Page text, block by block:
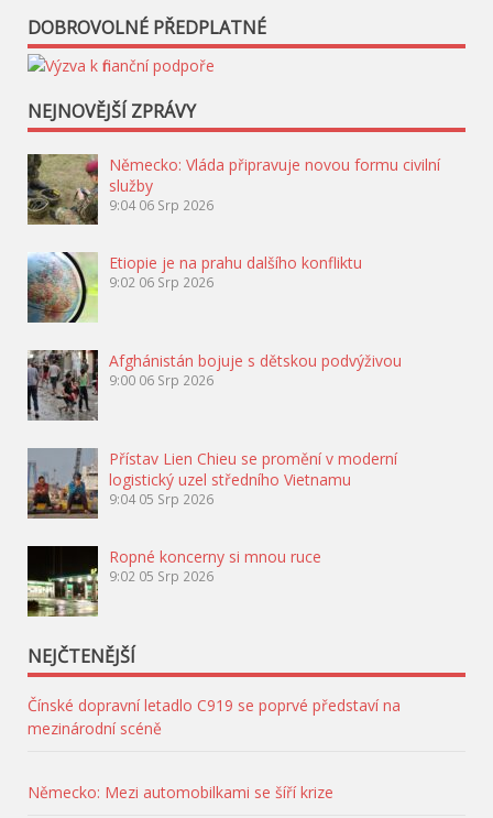
DOBROVOLNÉ PŘEDPLATNÉ
NEJNOVĚJŠÍ ZPRÁVY
Německo: Vláda připravuje novou formu civilní
služby
9:04 06 Srp 2026
Etiopie je na prahu dalšího konfliktu
9:02 06 Srp 2026
Afghánistán bojuje s dětskou podvýživou
9:00 06 Srp 2026
Přístav Lien Chieu se promění v moderní
logistický uzel středního Vietnamu
9:04 05 Srp 2026
Ropné koncerny si mnou ruce
9:02 05 Srp 2026
NEJČTENĚJŠÍ
Čínské dopravní letadlo C919 se poprvé představí na
mezinárodní scéně
Německo: Mezi automobilkami se šíří krize